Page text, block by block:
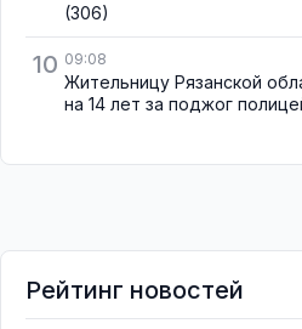
(306)
10 09:08
Жительницу Рязанской
на 14 лет за поджог
Рейтинг новостей